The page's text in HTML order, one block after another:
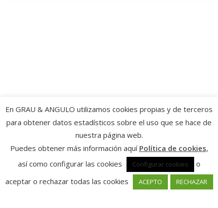
En GRAU & ANGULO utilizamos cookies propias y de terceros
para obtener datos estadísticos sobre el uso que se hace de
nuestra página web.
Puedes obtener más información aquí Política de cookies,
así como configurar las cookies
Configurar cookies
o
aceptar o rechazar todas las cookies
ACEPTO RECHAZAR